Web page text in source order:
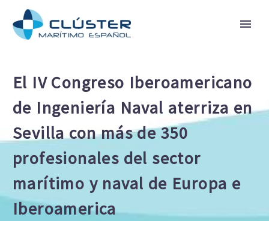
El IV Congreso Iberoamericano
de Ingeniería Naval aterriza en
Sevilla con más de 350
profesionales del sector
marítimo y naval de Europa e
Iberoamerica